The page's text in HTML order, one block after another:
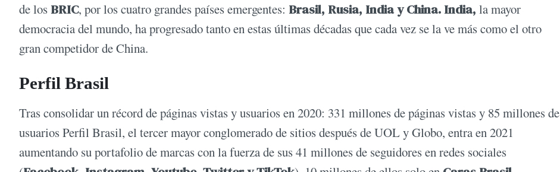
de los BRIC, por los cuatro grandes países emergentes: Brasil, Rusia, India y China. India, la mayor
democracia del mundo, ha progresado tanto en estas últimas décadas que cada vez se la ve más como el otro
gran competidor de China.
Perfil Brasil
Tras consolidar un récord de páginas vistas y usuarios en 2020: 331 millones de páginas vistas y 85 millones de
usuarios Perfil Brasil, el tercer mayor conglomerado de sitios después de UOL y Globo, entra en 2021
aumentando su portafolio de marcas con la fuerza de sus 41 millones de seguidores en redes sociales